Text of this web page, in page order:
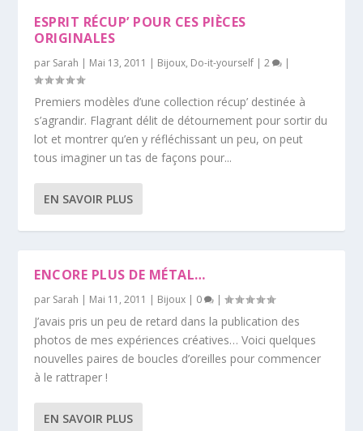
ESPRIT RÉCUP’ POUR CES PIÈCES
ORIGINALES
par Sarah | Mai 13, 2011 | Bijoux, Do-it-yourself |2 |
Premiers modèles d’une collection récup’ destinée à
s’agrandir. Flagrant délit de détournement pour sortir du
lot et montrer qu’en y réfléchissant un peu, on peut
tous imaginer un tas de façons pour...
EN SAVOIR PLUS
ENCORE PLUS DE MÉTAL…
par Sarah | Mai 11, 2011 | Bijoux | 0 |
J’avais pris un peu de retard dans la publication des
photos de mes expériences créatives… Voici quelques
nouvelles paires de boucles d’oreilles pour commencer
à le rattraper !
EN SAVOIR PLUS